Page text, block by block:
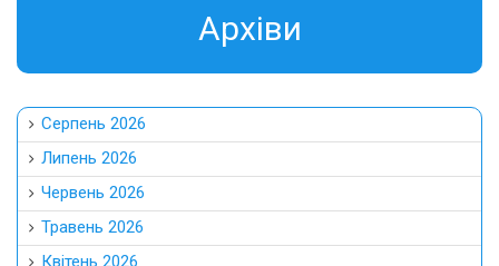
Aрхіви
Серпень 2026
Липень 2026
Червень 2026
Травень 2026
Квітень 2026